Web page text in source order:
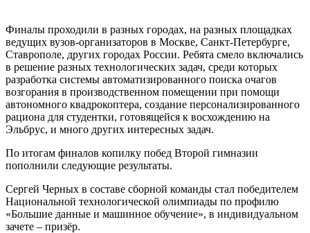
Финалы проходили в разных городах, на разных площадках
ведущих вузов-организаторов в Москве, Санкт-Петербурге,
Ставрополе, других городах России. Ребята смело включались
в решение разных технологических задач, среди которых
разработка системы автоматизированного поиска очагов
возгорания в производственном помещении при помощи
автономного квадрокоптера, создание персонализированного
рациона для студентки, готовящейся к восхождению на
Эльбрус, и много других интересных задач.
По итогам финалов копилку побед Второй гимназии
пополнили следующие результаты.
Сергей Черных в составе сборной команды стал победителем
Национальной технологической олимпиады по профилю
«Большие данные и машинное обучение», в индивидуальном
зачете – призёр.